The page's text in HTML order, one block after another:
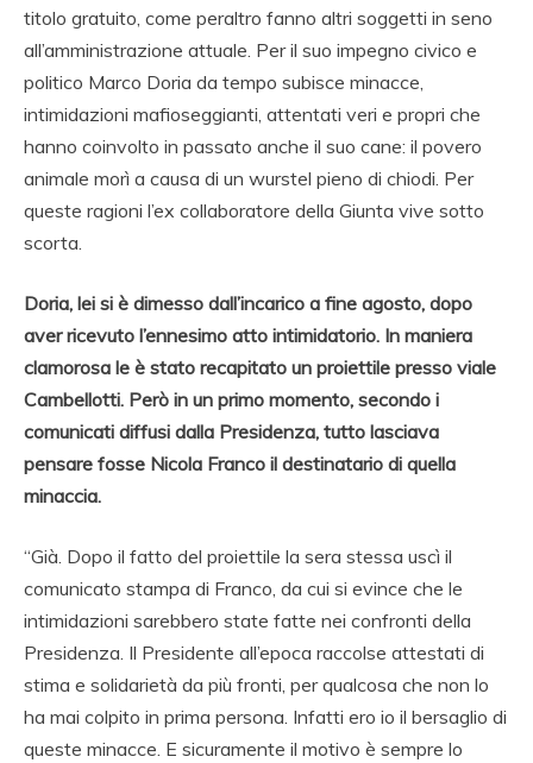
titolo gratuito, come peraltro fanno altri soggetti in seno
all’amministrazione attuale. Per il suo impegno civico e
politico Marco Doria da tempo subisce minacce,
intimidazioni mafioseggianti, attentati veri e propri che
hanno coinvolto in passato anche il suo cane: il povero
animale morì a causa di un wurstel pieno di chiodi. Per
queste ragioni l’ex collaboratore della Giunta vive sotto
scorta.
Doria, lei si è dimesso dall’incarico a fine agosto, dopo
aver ricevuto l’ennesimo atto intimidatorio. In maniera
clamorosa le è stato recapitato un proiettile presso viale
Cambellotti. Però in un primo momento, secondo i
comunicati diffusi dalla Presidenza, tutto lasciava
pensare fosse Nicola Franco il destinatario di quella
minaccia.
“Già. Dopo il fatto del proiettile la sera stessa uscì il
comunicato stampa di Franco, da cui si evince che le
intimidazioni sarebbero state fatte nei confronti della
Presidenza. Il Presidente all’epoca raccolse attestati di
stima e solidarietà da più fronti, per qualcosa che non lo
ha mai colpito in prima persona. Infatti ero io il bersaglio di
queste minacce. E sicuramente il motivo è sempre lo